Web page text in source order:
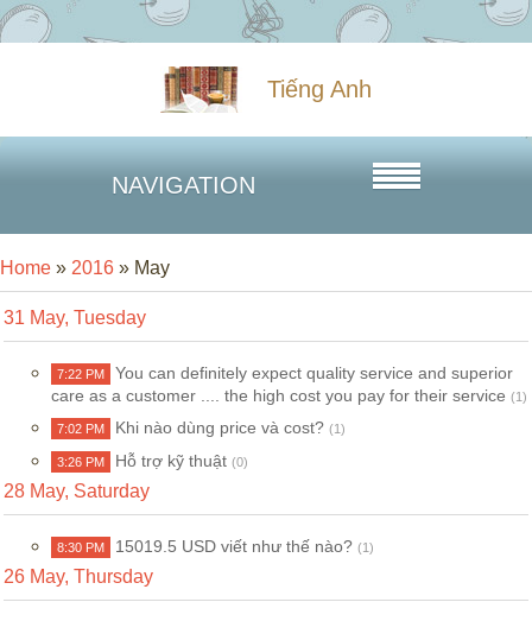
Tiếng Anh
NAVIGATION
Home » 2016 » May
31 May, Tuesday
7:22 PM
You can definitely expect quality service and superior
care as a customer .... the high cost you pay for their service (1)
7:02 PM Khi nào dùng price và cost? (1)
3:26 PM Hỗ trợ kỹ thuật (0)
28 May, Saturday
8:30 PM 15019.5 USD viết như thế nào? (1)
26 May, Thursday